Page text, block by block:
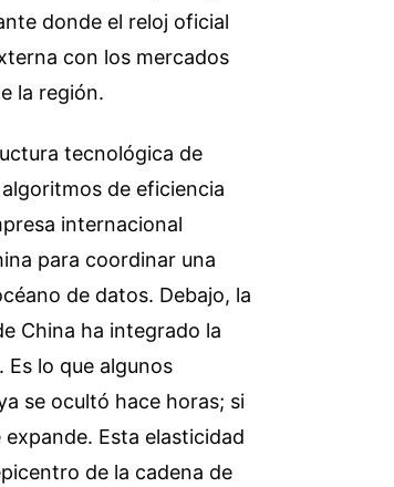
donde el reloj oficial
con los mercados
la región.
tecnológica de
de eficiencia
internacional
para coordinar una
de datos. Debajo, la
China ha integrado la
lo que algunos
se ocultó hace horas; si
Esta elasticidad
de la cadena de